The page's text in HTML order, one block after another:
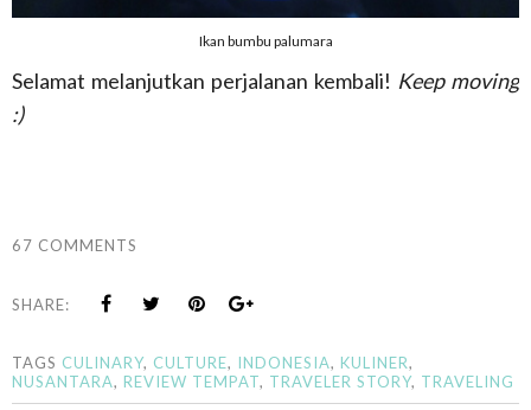
Ikan bumbu palumara
Selamat melanjutkan perjalanan kembali! Keep moving
:)
67 COMMENTS
SHARE:
TAGS CULINARY, CULTURE, INDONESIA, KULINER,
NUSANTARA, REVIEW TEMPAT, TRAVELER STORY, TRAVELING